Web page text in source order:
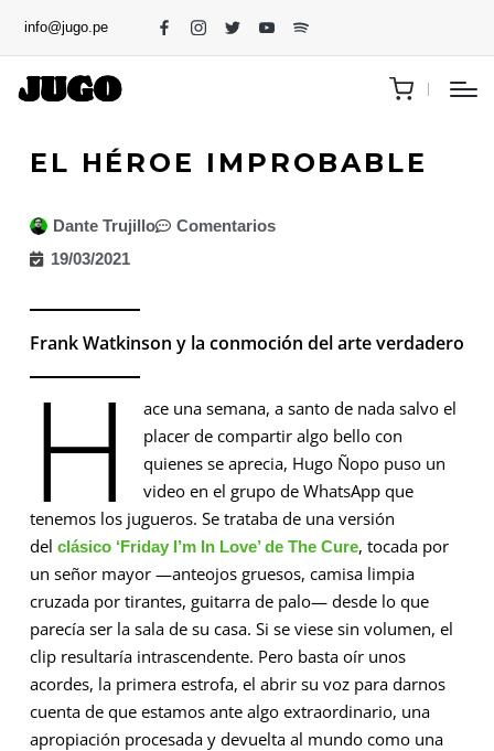
info@jugo.pe
EL HÉROE IMPROBABLE
Dante Trujillo
Comentarios
19/03/2021
Frank Watkinson y la conmoción del arte verdadero
H
ace una semana, a santo de nada salvo el
placer de compartir algo bello con
quienes se aprecia, Hugo Ñopo puso un
video en el grupo de WhatsApp que
tenemos los jugueros. Se trataba de una versión
del clásico ‘Friday I’m In Love’ de The Cure, tocada por
un señor mayor —anteojos gruesos, camisa limpia
cruzada por tirantes, guitarra de palo— desde lo que
parecía ser la sala de su casa. Si se viese sin volumen, el
clip resultaría intrascendente. Pero basta oír unos
acordes, la primera estrofa, el abrir su voz para darnos
cuenta de que estamos ante algo extraordinario, una
apropiación procesada y devuelta al mundo como una